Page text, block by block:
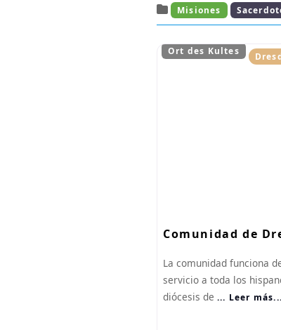
Misiones
Ort des Kultes
Comunidad de
La comunidad funciona
servicio a toda los
diócesis de ... Leer más...